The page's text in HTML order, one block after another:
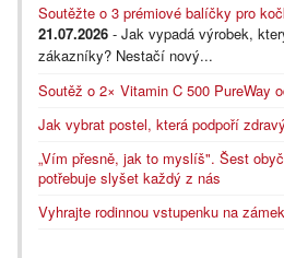
Soutěžte o 3 prémiové balíčky pro
21.07.2026 - Jak vypadá výrobek,
zákazníky? Nestačí nový...
Soutěž o 2× Vitamin C 500 PureWay
Jak vybrat postel, která podpoří
„Vím přesně, jak to myslíš". Šest
potřebuje slyšet každý z nás
Vyhrajte rodinnou vstupenku na